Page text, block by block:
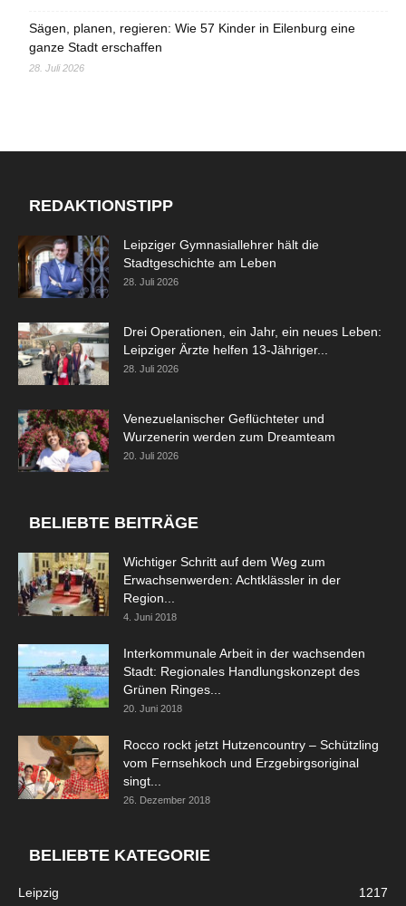
Sägen, planen, regieren: Wie 57 Kinder in Eilenburg eine
ganze Stadt erschaffen
28. Juli 2026
REDAKTIONSTIPP
Leipziger Gymnasiallehrer hält die
Stadtgeschichte am Leben
28. Juli 2026
Drei Operationen, ein Jahr, ein neues Leben:
Leipziger Ärzte helfen 13-Jähriger...
28. Juli 2026
Venezuelanischer Geflüchteter und
Wurzenerin werden zum Dreamteam
20. Juli 2026
BELIEBTE BEITRÄGE
Wichtiger Schritt auf dem Weg zum
Erwachsenwerden: Achtklässler in der
Region...
4. Juni 2018
Interkommunale Arbeit in der wachsenden
Stadt: Regionales Handlungskonzept des
Grünen Ringes...
20. Juni 2018
Rocco rockt jetzt Hutzencountry – Schützling
vom Fernsehkoch und Erzgebirgsoriginal
singt...
26. Dezember 2018
BELIEBTE KATEGORIE
Leipzig
1217